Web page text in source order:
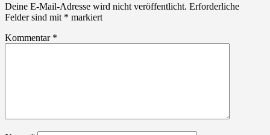
Deine E-Mail-Adresse wird nicht veröffentlicht. Erforderliche
Felder sind mit * markiert
Kommentar *